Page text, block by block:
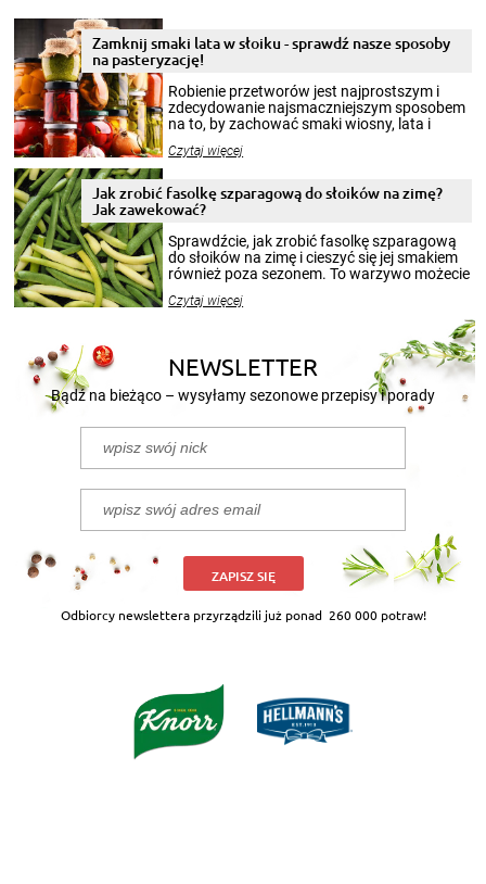
Zamknij smaki lata w słoiku - sprawdź nasze sposoby
na pasteryzację!
Robienie przetworów jest najprostszym i
zdecydowanie najsmaczniejszym sposobem
na to, by zachować smaki wiosny, lata i
krajobrazów, by cieszyć nimi oko w sezonie
pełni poczuć atmosferę cieplejszych
miesięcy. Przygotowanie słoików ze
patenty, które pozwolą zachować świeżość
przetworów.
Czytaj więcej
Jak zrobić fasolkę szparagową do słoików na zimę?
Jak zawekować?
Sprawdźcie, jak zrobić fasolkę szparagową
do słoików na zimę i cieszyć się jej smakiem
również poza sezonem. To warzywo możecie
nasze propozycje!
Czytaj więcej
NEWSLETTER
Bądź na bieżąco – wysyłamy sezonowe przepisy i porady
ZAPISZ SIĘ
Odbiorcy newslettera przyrządzili już ponad 260 000 potraw!